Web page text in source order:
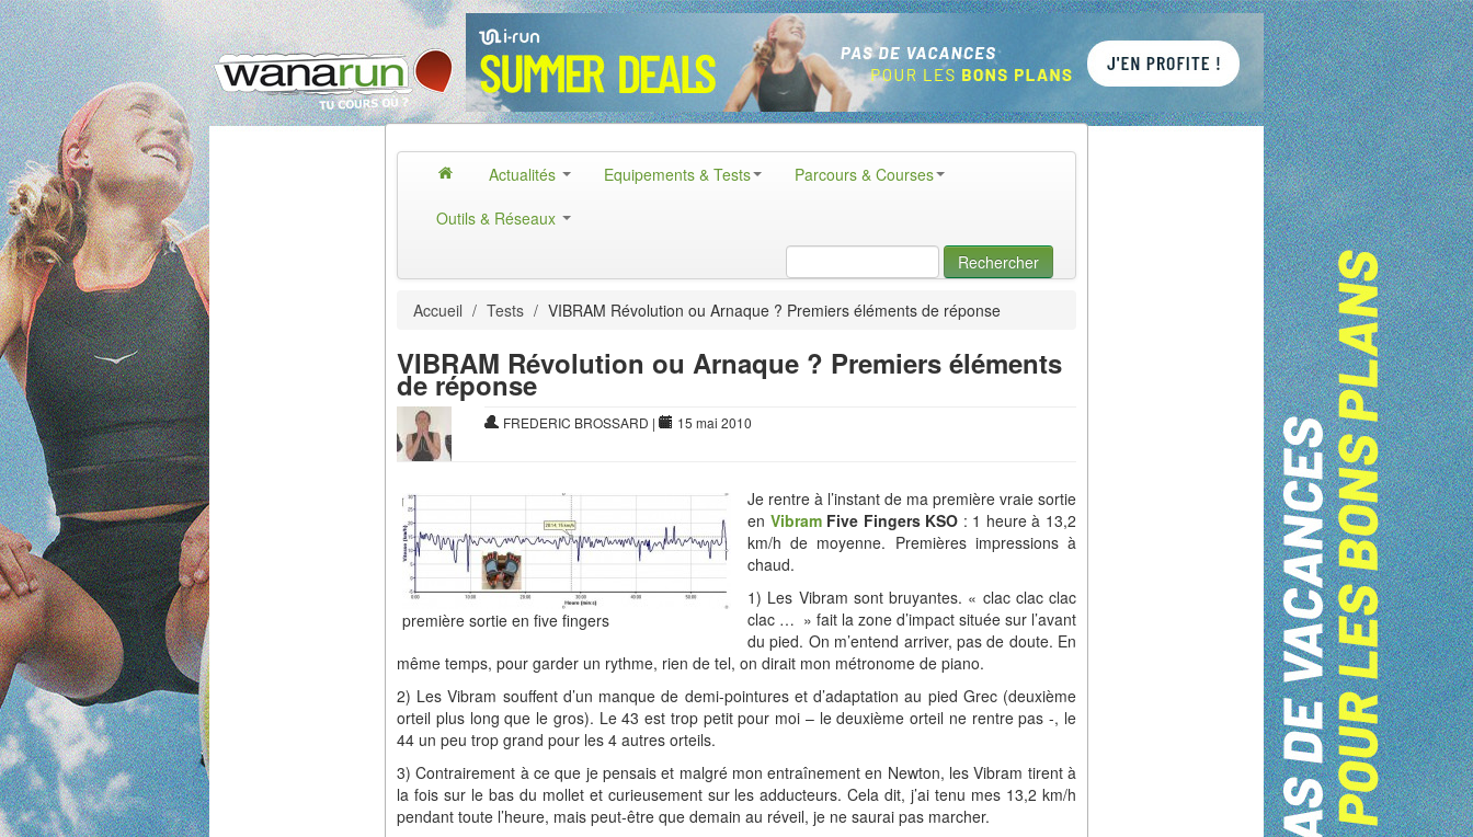
Actualités Equipements & Tests
Parcours & Courses
Outils & Réseaux
Rechercher
Accueil / Tests / VIBRAM Révolution ou Arnaque ? Premiers éléments de réponse
VIBRAM Révolution ou Arnaque ? Premiers éléments
de réponse
FREDERIC BROSSARD | 15 mai 2010
première sortie en five fingers
Je rentre à l’instant de ma première vraie sortie
en VibramFive Fingers KSO : 1 heure à 13,2
km/h de moyenne. Premières impressions à
chaud.
1) Les Vibram sont bruyantes. « clac clac clac
clac … » fait la zone d’impact située sur l’avant
du pied. On m’entend arriver, pas de doute. En
même temps, pour garder un rythme, rien de tel, on dirait mon métronome de piano.
2) Les Vibram souffent d’un manque de demi-pointures et d’adaptation au pied Grec (deuxième
orteil plus long que le gros). Le 43 est trop petit pour moi – le deuxième orteil ne rentre pas -, le
44 un peu trop grand pour les 4 autres orteils.
3) Contrairement à ce que je pensais et malgré mon entraînement en Newton, les Vibram tirent à
la fois sur le bas du mollet et curieusement sur les adducteurs. Cela dit, j’ai tenu mes 13,2 km/h
pendant toute l’heure, mais peut-être que demain au réveil, je ne saurai pas marcher.